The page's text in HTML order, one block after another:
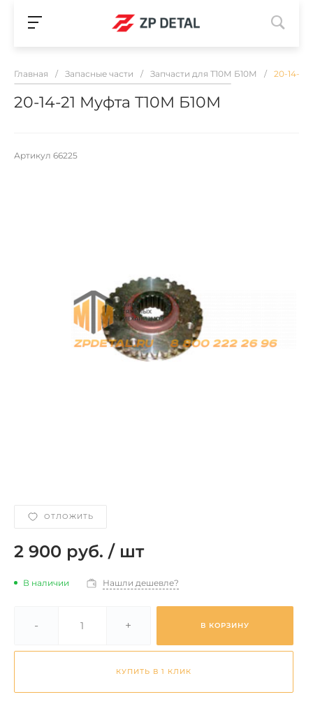
Главная / Запасные части / Запчасти для Т10М Б10М / 20-14-
20-14-21 Муфта Т10М Б10М
Артикул 66225
ОТЛОЖИТЬ
2 900 руб. / шт
В наличии Нашли дешевле?
- + В КОРЗИНУ
КУПИТЬ В 1 КЛИК